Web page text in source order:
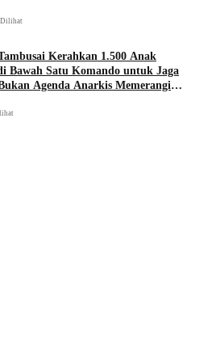
Dilihat
Kerahkan 1.500 Anak
Bawah Satu Komando untuk Jaga
Agenda Anarkis Memerangi